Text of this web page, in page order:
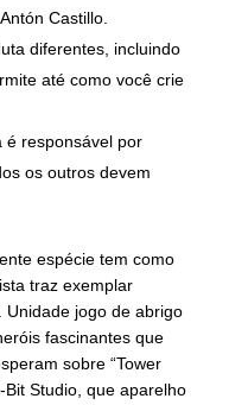
Castillo.
diferentes, incluindo
até como você crie
é responsável por
os outros devem
espécie tem como
traz exemplar
Unidade jogo de abrigo
fascinantes que
sobre “Tower
Bit Studio, que aparelho